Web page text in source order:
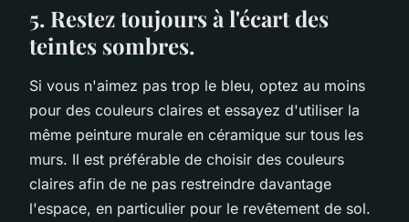
5. Restez toujours à l'écart des
teintes sombres.
Si vous n'aimez pas trop le bleu, optez au moins
pour des couleurs claires et essayez d'utiliser la
même peinture murale en céramique sur tous les
murs. Il est préférable de choisir des couleurs
claires afin de ne pas restreindre davantage
l'espace, en particulier pour le revêtement de sol.